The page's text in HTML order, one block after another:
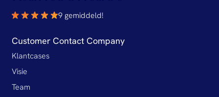
9 gemiddeld!
Customer Contact Company
Klantcases
Visie
Team